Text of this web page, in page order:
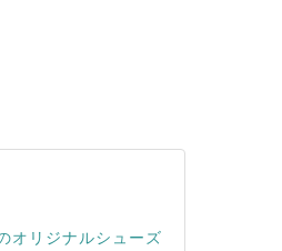
オリジナルシューズ